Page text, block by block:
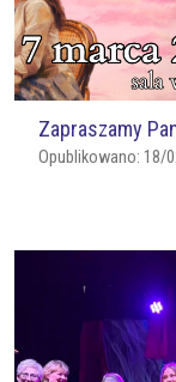
Zapraszamy
Opublikowano: 18/